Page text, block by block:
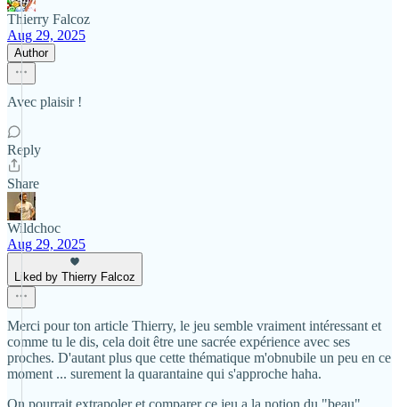
Thierry Falcoz
Aug 29, 2025
Author
Avec plaisir !
Reply
Share
Wildchoc
Aug 29, 2025
Liked by Thierry Falcoz
Merci pour ton article Thierry, le jeu semble vraiment intéressant et
comme tu le dis, cela doit être une sacrée expérience avec ses
proches. D'autant plus que cette thématique m'obnubile un peu en ce
moment ... surement la quarantaine qui s'approche haha.
On pourrait extrapoler et comparer ce jeu a la notion du "beau"